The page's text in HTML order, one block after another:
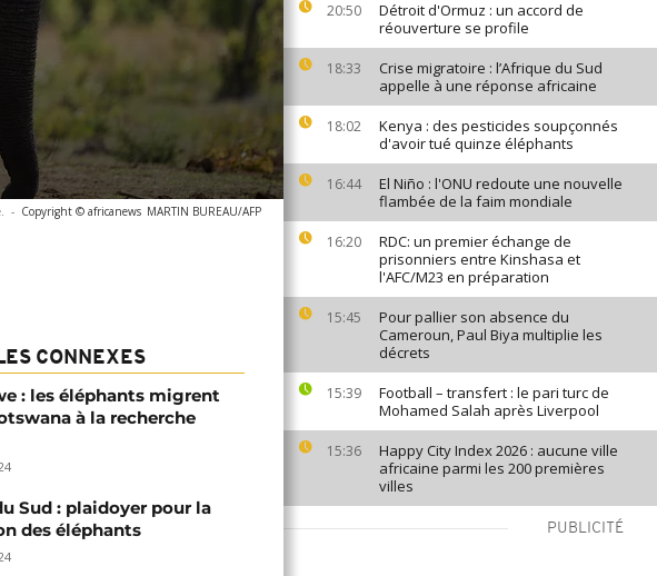
20:50
Détroit d'Ormuz : un accord de
réouverture se profile
18:33
Crise migratoire : l’Afrique du Sud
appelle à une réponse africaine
18:02
Kenya : des pesticides soupçonnés
d'avoir tué quinze éléphants
16:44
El Niño : l'ONU redoute une nouvelle
flambée de la faim mondiale
16:20
RDC: un premier échange de
prisonniers entre Kinshasa et
l'AFC/M23 en préparation
15:45
Pour pallier son absence du
Cameroun, Paul Biya multiplie les
décrets
15:39
Football – transfert : le pari turc de
Mohamed Salah après Liverpool
15:36
Happy City Index 2026 : aucune ville
africaine parmi les 200 premières
villes
PUBLICITÉ
- Copyright © africanews MARTIN BUREAU/AFP
CONNEXES
: les éléphants migrent
à la recherche
Sud : plaidoyer pour la
des éléphants